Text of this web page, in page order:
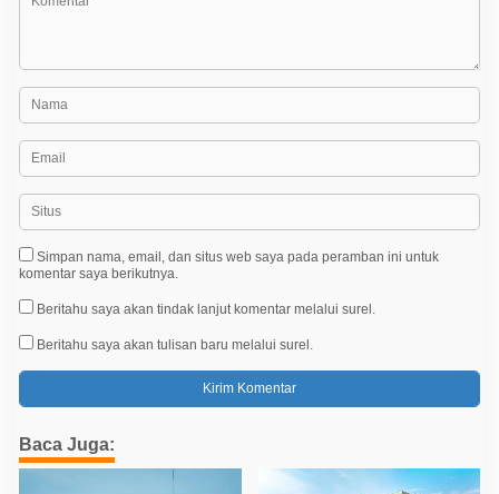
Simpan nama, email, dan situs web saya pada peramban ini untuk
komentar saya berikutnya.
Beritahu saya akan tindak lanjut komentar melalui surel.
Beritahu saya akan tulisan baru melalui surel.
Baca Juga: